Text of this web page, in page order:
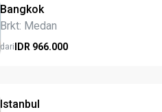
Bangkok
Brkt: Medan
dari IDR 966.000
Istanbul